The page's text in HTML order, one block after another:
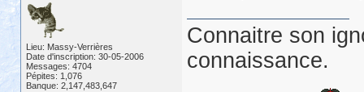
Lieu: Massy-Verrières
Date d'inscription: 30-05-2006
Messages: 4704
Pépites: 1,076
Banque: 2,147,483,647
Connaitre son
connaissance.